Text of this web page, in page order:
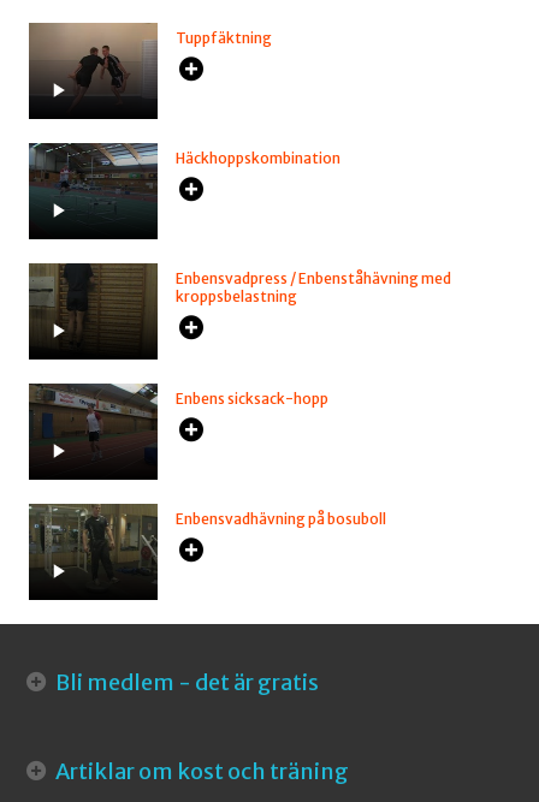
Tuppfäktning
Häckhoppskombination
Enbensvadpress / Enbenståhävning med
kroppsbelastning
Enbens sicksack-hopp
Enbensvadhävning på bosuboll
Bli medlem - det är gratis
Artiklar om kost och träning